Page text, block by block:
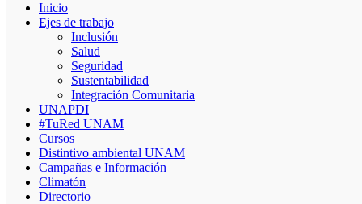
Inicio
Ejes de trabajo
Inclusión
Salud
Seguridad
Sustentabilidad
Integración Comunitaria
UNAPDI
#TuRed UNAM
Cursos
Distintivo ambiental UNAM
Campañas e Información
Climatón
Directorio